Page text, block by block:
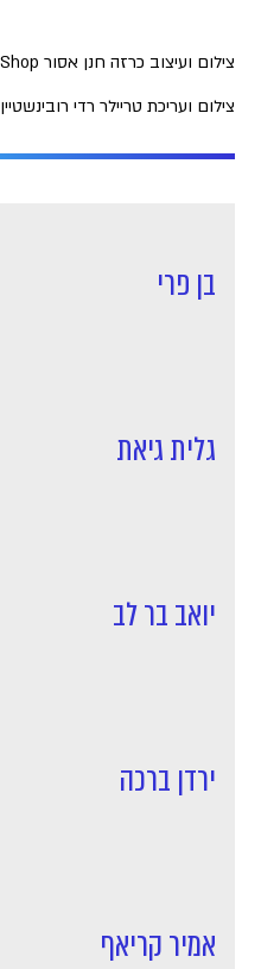
צילום ועיצוב כרזה חנן אסור DesignShop
צילום ועריכת טריילר רדי רובינשטיין
בן פרי
גלית גיאת
יואב בר לב
ירדן ברכה
אמיר קריאף